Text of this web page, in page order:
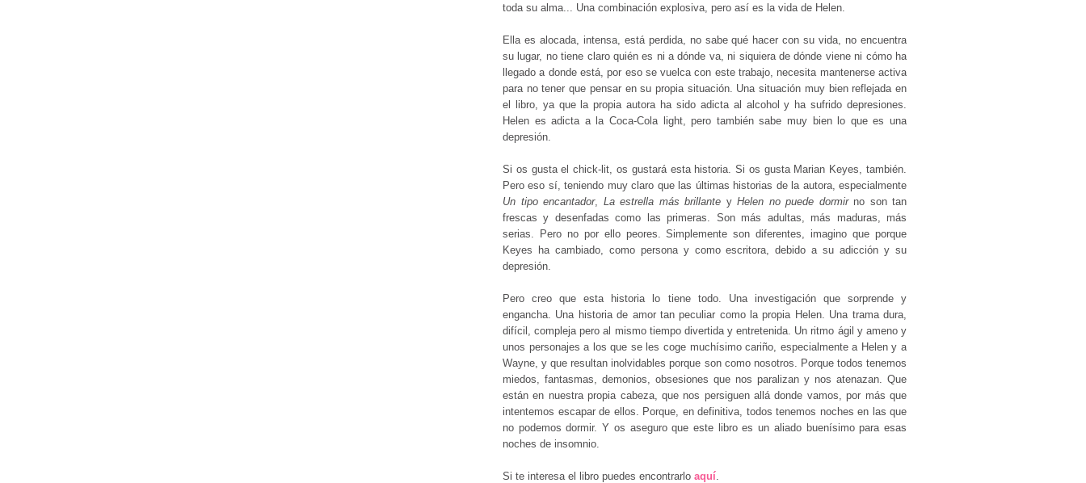
toda su alma... Una combinación explosiva, pero así es la vida de Helen.
Ella es alocada, intensa, está perdida, no sabe qué hacer con su vida, no encuentra
su lugar, no tiene claro quién es ni a dónde va, ni siquiera de dónde viene ni cómo ha
llegado a donde está, por eso se vuelca con este trabajo, necesita mantenerse activa
para no tener que pensar en su propia situación. Una situación muy bien reflejada en
el libro, ya que la propia autora ha sido adicta al alcohol y ha sufrido depresiones.
Helen es adicta a la Coca-Cola light, pero también sabe muy bien lo que es una
depresión.
Si os gusta el chick-lit, os gustará esta historia. Si os gusta Marian Keyes, también.
Pero eso sí, teniendo muy claro que las últimas historias de la autora, especialmente
Un tipo encantador, La estrella más brillante y Helen no puede dormirno son tan
frescas y desenfadas como las primeras. Son más adultas, más maduras, más
serias. Pero no por ello peores. Simplemente son diferentes, imagino que porque
Keyes ha cambiado, como persona y como escritora, debido a su adicción y su
depresión.
Pero creo que esta historia lo tiene todo. Una investigación que sorprende y
engancha. Una historia de amor tan peculiar como la propia Helen. Una trama dura,
difícil, compleja pero al mismo tiempo divertida y entretenida. Un ritmo ágil y ameno y
unos personajes a los que se les coge muchísimo cariño, especialmente a Helen y a
Wayne, y que resultan inolvidables porque son como nosotros. Porque todos tenemos
miedos, fantasmas, demonios, obsesiones que nos paralizan y nos atenazan. Que
están en nuestra propia cabeza, que nos persiguen allá donde vamos, por más que
intentemos escapar de ellos. Porque, en definitiva, todos tenemos noches en las que
no podemos dormir. Y os aseguro que este libro es un aliado buenísimo para esas
noches de insomnio.
Si te interesa el libro puedes encontrarlo aquí.